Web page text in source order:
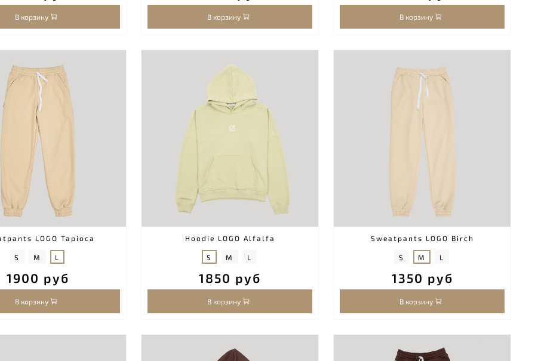
В корзину В корзину В корзину
LOGO Tapioca
S M L
1900 руб
В корзину
Hoodie LOGO Alfalfa
S M L
1850 руб
В корзину
Sweatpants LOGO Birch
S M L
1350 руб
В корзину